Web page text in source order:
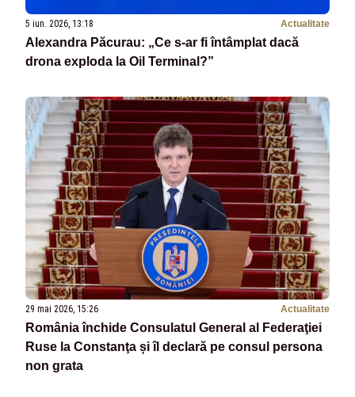
5 iun. 2026, 13:18 Actualitate
Alexandra Păcurau: „Ce s-ar fi întâmplat dacă
drona exploda la Oil Terminal?”
29 mai 2026, 15:26 Actualitate
România închide Consulatul General al Federaţiei
Ruse la Constanţa și îl declară pe consul persona
non grata